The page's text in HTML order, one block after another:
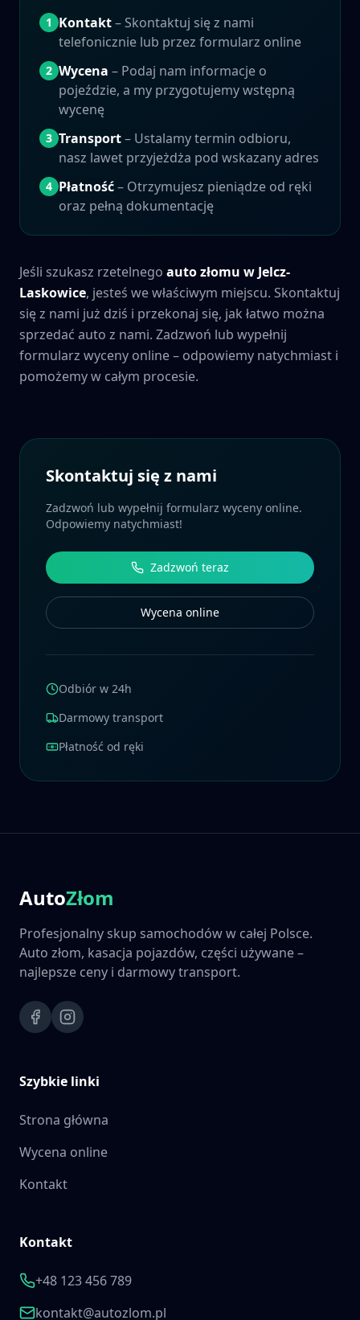
1 Kontakt– Skontaktuj się z nami
telefonicznie lub przez formularz online
2 Wycena – Podaj nam informacje o
pojeździe, a my przygotujemy wstępną
wycenę
3 Transport– Ustalamy termin odbioru,
nasz lawet przyjeżdża pod wskazany adres
4 Płatność– Otrzymujesz pieniądze od ręki
oraz pełną dokumentację
Jeśli szukasz rzetelnego auto złomu w Jelcz-
Laskowice, jesteś we właściwym miejscu. Skontaktuj
się z nami już dziś i przekonaj się, jak łatwo można
sprzedać auto z nami. Zadzwoń lub wypełnij
formularz wyceny online – odpowiemy natychmiast i
pomożemy w całym procesie.
Skontaktuj się z nami
Zadzwoń lub wypełnij formularz wyceny online.
Odpowiemy natychmiast!
Zadzwoń teraz
Wycena online
Odbiór w 24h
Darmowy transport
Płatność od ręki
AutoZłom
Profesjonalny skup samochodów w całej Polsce.
Auto złom, kasacja pojazdów, części używane –
najlepsze ceny i darmowy transport.
Szybkie linki
Strona główna
Wycena online
Kontakt
Kontakt
+48 123 456 789
kontakt@autozlom.pl